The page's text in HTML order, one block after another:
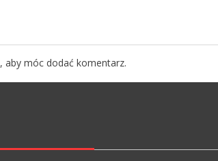
, aby móc dodać komentarz.